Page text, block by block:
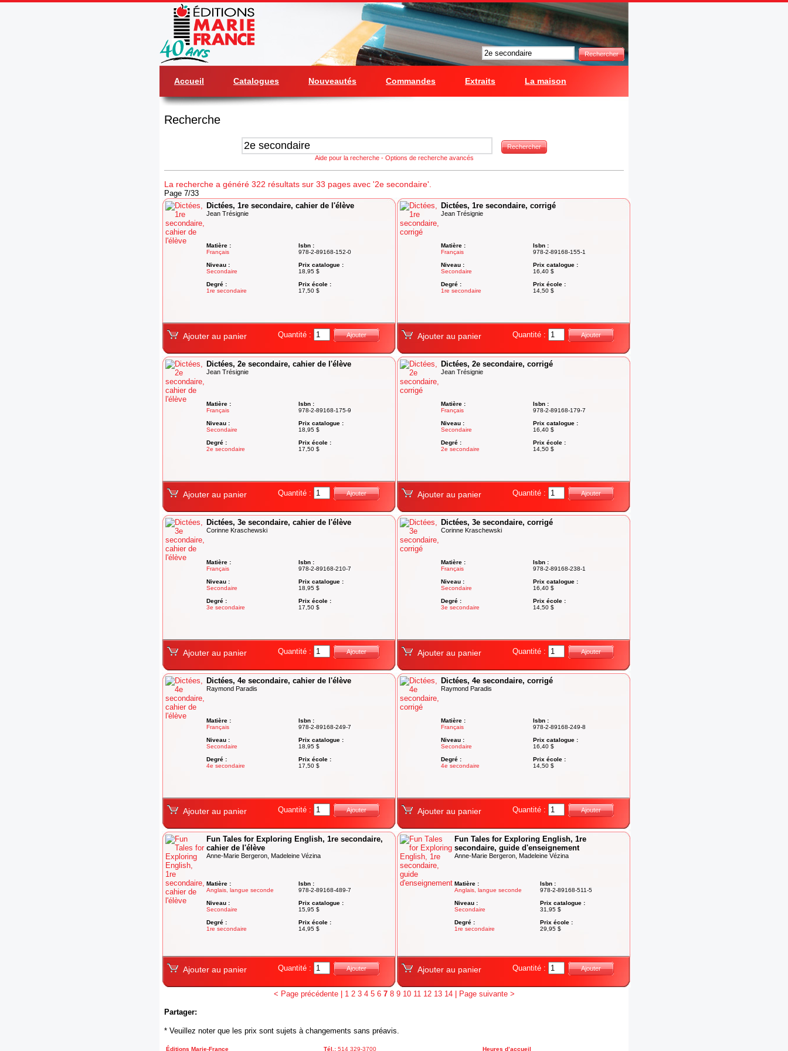
Rechercher
Accueil Catalogues Nouveautés Commandes Extraits La maison
Recherche
Rechercher
Aide pour la recherche - Options de recherche avancés
La recherche a généré 322 résultats sur 33 pages avec '2e secondaire'.
Page 7/33
Dictées, 1re secondaire, cahier de l'élève
Jean Trésignie
Matière :
Français
Niveau :
Secondaire
Degré :
1re secondaire
Isbn :
978-2-89168-152-0
Prix catalogue :
18,95 $
Prix école :
17,50 $
Ajouter au panier Quantité : Ajouter
Dictées, 1re secondaire, corrigé
Jean Trésignie
Matière :
Français
Niveau :
Secondaire
Degré :
1re secondaire
Isbn :
978-2-89168-155-1
Prix catalogue :
16,40 $
Prix école :
14,50 $
Ajouter au panier Quantité : Ajouter
Dictées, 2e secondaire, cahier de l'élève
Jean Trésignie
Matière :
Français
Niveau :
Secondaire
Degré :
2e secondaire
Isbn :
978-2-89168-175-9
Prix catalogue :
18,95 $
Prix école :
17,50 $
Ajouter au panier Quantité : Ajouter
Dictées, 2e secondaire, corrigé
Jean Trésignie
Matière :
Français
Niveau :
Secondaire
Degré :
2e secondaire
Isbn :
978-2-89168-179-7
Prix catalogue :
16,40 $
Prix école :
14,50 $
Ajouter au panier Quantité : Ajouter
Dictées, 3e secondaire, cahier de l'élève
Corinne Kraschewski
Matière :
Français
Niveau :
Secondaire
Degré :
3e secondaire
Isbn :
978-2-89168-210-7
Prix catalogue :
18,95 $
Prix école :
17,50 $
Ajouter au panier Quantité : Ajouter
Dictées, 3e secondaire, corrigé
Corinne Kraschewski
Matière :
Français
Niveau :
Secondaire
Degré :
3e secondaire
Isbn :
978-2-89168-238-1
Prix catalogue :
16,40 $
Prix école :
14,50 $
Ajouter au panier Quantité : Ajouter
Dictées, 4e secondaire, cahier de l'élève
Raymond Paradis
Matière :
Français
Niveau :
Secondaire
Degré :
4e secondaire
Isbn :
978-2-89168-249-7
Prix catalogue :
18,95 $
Prix école :
17,50 $
Ajouter au panier Quantité : Ajouter
Dictées, 4e secondaire, corrigé
Raymond Paradis
Matière :
Français
Niveau :
Secondaire
Degré :
4e secondaire
Isbn :
978-2-89168-249-8
Prix catalogue :
16,40 $
Prix école :
14,50 $
Ajouter au panier Quantité : Ajouter
Fun Tales for Exploring English, 1re secondaire,
cahier de l'élève
Anne-Marie Bergeron, Madeleine Vézina
Matière :
Anglais, langue seconde
Niveau :
Secondaire
Degré :
1re secondaire
Isbn :
978-2-89168-489-7
Prix catalogue :
15,95 $
Prix école :
14,95 $
Ajouter au panier Quantité : Ajouter
Fun Tales for Exploring English, 1re
secondaire, guide d'enseignement
Anne-Marie Bergeron, Madeleine Vézina
Matière :
Anglais, langue seconde
Niveau :
Secondaire
Degré :
1re secondaire
Isbn :
978-2-89168-511-5
Prix catalogue :
31,95 $
Prix école :
29,95 $
Ajouter au panier Quantité : Ajouter
< Page précédente| 1 2 3 4 5 6 7 8 9 10 11 12 13 14 Page suivante >
Partager:
* Veuillez noter que les prix sont sujets à changements sans préavis.
Éditions Marie-France Tél.: 514 329-3700 Heures d’accueil